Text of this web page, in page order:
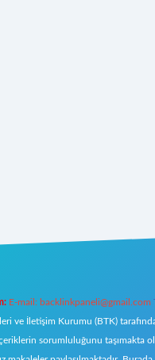
E-mail: backlinkpaneli@gmail.com
ve İletişim Kurumu (BTK)
sorumluluğunu